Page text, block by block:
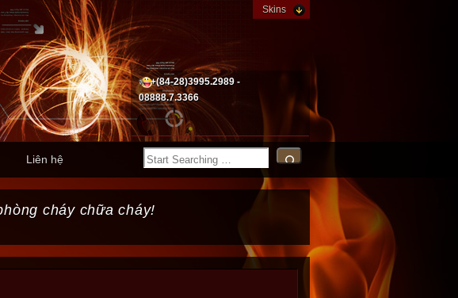
Skins
+(84-28)3995.2989 -
08888.7.3366
Liên hệ
cháy chữa cháy!